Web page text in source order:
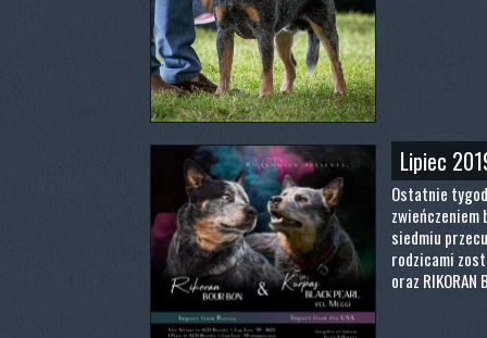
Lipiec
Ostatnie
zwieńczeniem
siedmiu
rodzicami
oraz RIKORAN